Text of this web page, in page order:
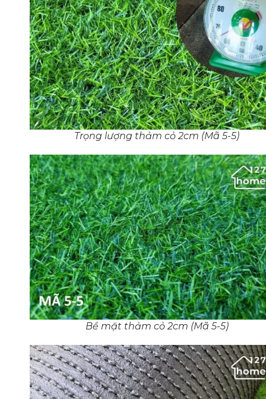
Trọng lượng thảm cỏ 2cm (Mã 5-5)
Bề mặt thảm cỏ 2cm (Mã 5-5)